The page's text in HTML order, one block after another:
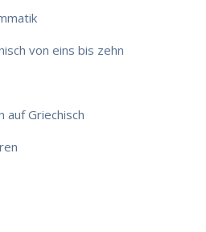
von eins bis zehn
auf Griechisch